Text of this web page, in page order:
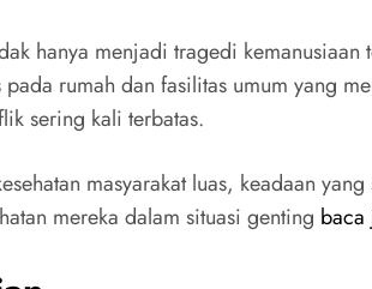
hanya menjadi tragedi
rumah dan fasilitas umum yang
sering kali terbatas.
masyarakat luas, keadaan
mereka dalam situasi genting baca